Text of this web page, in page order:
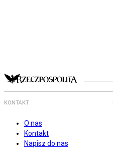
KONTAKT
O nas
Kontakt
Napisz do nas